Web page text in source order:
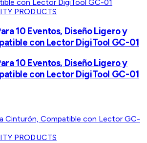
PRODUCTS
10 Eventos, Diseño Ligero y
con Lector DigiTool GC-01
10 Eventos, Diseño Ligero y
con Lector DigiTool GC-01
PRODUCTS